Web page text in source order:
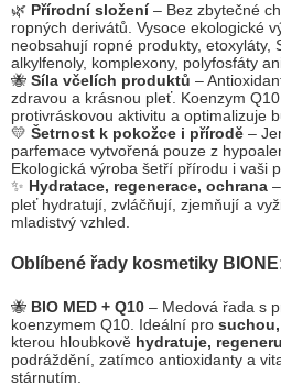
🌿 Přírodní složení– Bez zbytečné
ropných derivátů. Vysoce ekologické
neobsahují ropné produkty, etoxyláty,
alkylfenoly, komplexony, polyfosfáty
🐝 Síla včelích produktů –
zdravou a krásnou pleť. Koenzym
protivráskovou aktivitu a optimalizuje
💛 Šetrnost k pokožce i přírodě –
parfemace vytvořená pouze z
Ekologická výroba šetří přírodu i vaši
✨ Hydratace, regenerace, ochrana
pleť hydratují, zvláčňují, zjemňují a
mladistvý vzhled.
Oblíbené řady kosmetiky
🐝 BIO MED + Q10 – Medová řada s
koenzymem Q10. Ideální pro
kterou hloubkově hydratuje,
podráždění, zatímco antioxidanty a
stárnutím.